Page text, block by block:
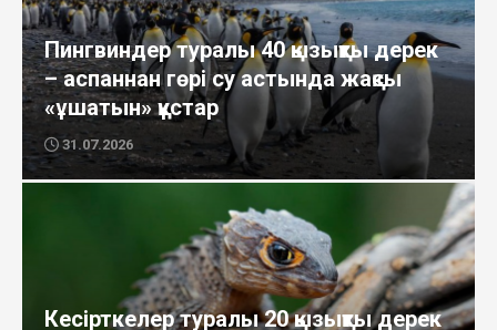
Пингвиндер туралы 40 қызықты дерек
– аспаннан гөрі су астында жақсы
«ұшатын» құстар
31.07.2026
Кесірткелер туралы 20 қызықты дерек